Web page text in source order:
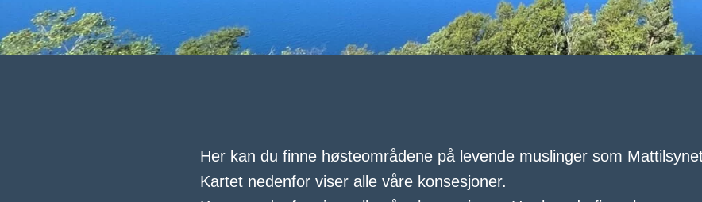
Her kan du finne høsteområdene på levende muslinger som
Kartet nedenfor viser alle våre konsesjoner.